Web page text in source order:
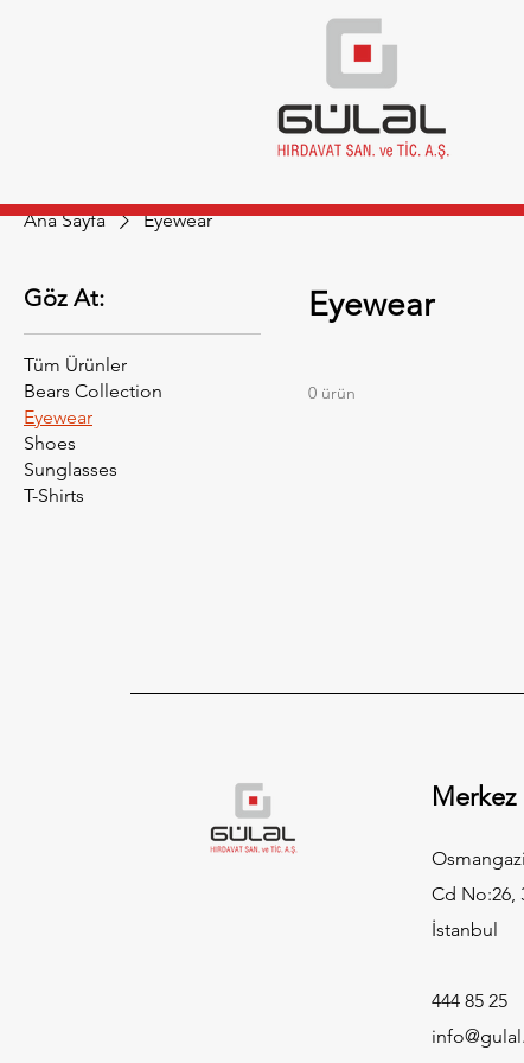
Ana Sayfa Eyewear
Göz At:
Tüm Ürünler
Bears Collection
Eyewear
Shoes
Sunglasses
T-Shirts
Eyewear
0 ürün
Merkez
Cd No:26,
İstanbul
444 85 25